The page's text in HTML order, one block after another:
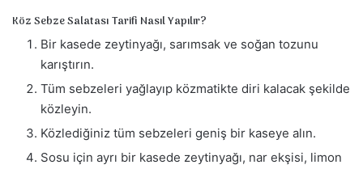
Köz Sebze Salatası Tarifi Nasıl Yapılır?
Bir kasede zeytinyağı, sarımsak ve soğan tozunu
karıştırın.
Tüm sebzeleri yağlayıp közmatikte diri kalacak şekilde
közleyin.
Közlediğiniz tüm sebzeleri geniş bir kaseye alın.
Sosu için ayrı bir kasede zeytinyağı, nar ekşisi, limon